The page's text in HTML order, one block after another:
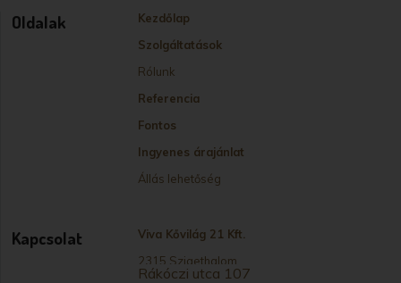
Oldalak
Kezdőlap
Szolgáltatások
Rólunk
Referencia
Fontos
Ingyenes árajánlat
Állás lehetőség
Kapcsolat
Viva Kővilág 21 Kft.
2315 Szigethalom
Rákóczi utca 107